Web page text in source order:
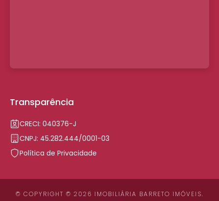
Transparência
CRECI: 040376-J
CNPJ: 45.282.444/0001-03
Política de Privacidade
© COPYRIGHT © 2026 IMOBILIÁRIA BARRETO IMÓVEIS.